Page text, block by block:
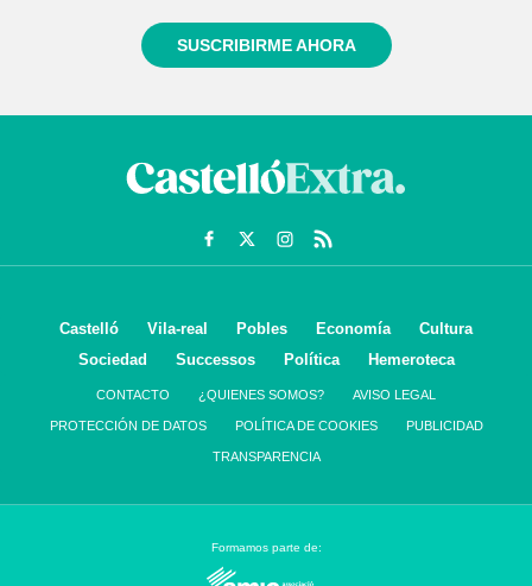
SUSCRIBIRME AHORA
Castelló Vila-real Pobles Economía
Cultura
Sociedad
Successos Política Hemeroteca
CONTACTO ¿QUIENES SOMOS? AVISO LEGAL
PROTECCIÓN DE DATOS POLÍTICA DE COOKIES PUBLICIDAD
TRANSPARENCIA
Formamos parte de: